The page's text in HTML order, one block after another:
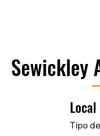
Sewickley
Tipo